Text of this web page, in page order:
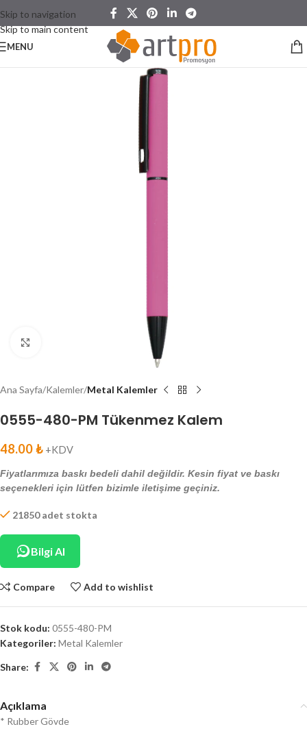
Skip to navigation
Skip to main content
MENU
Ana Sayfa Kalemler Metal Kalemler
0555-480-PM Tükenmez Kalem
48.00₺ +KDV
Fiyatlarımıza baskı bedeli dahil değildir. Kesin fiyat ve baskı
seçenekleri için lütfen bizimle iletişime geçiniz.
21850 adet stokta
Bilgi Al
Compare Add to wishlist
Stok kodu: 0555-480-PM
Kategoriler: Metal Kalemler
Share:
Açıklama
* Rubber Gövde